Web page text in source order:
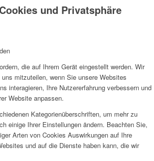
und Privatsphäre
die auf Ihrem Gerät eingestellt werden. Wir
mitzuteilen, wenn Sie unsere Websites
interagieren, Ihre Nutzererfahrung verbessern und
Website anpassen.
Kategorienüberschriften, um mehr zu
einige Ihrer Einstellungen ändern. Beachten Sie,
Arten von Cookies Auswirkungen auf Ihre
und auf die Dienste haben kann, die wir